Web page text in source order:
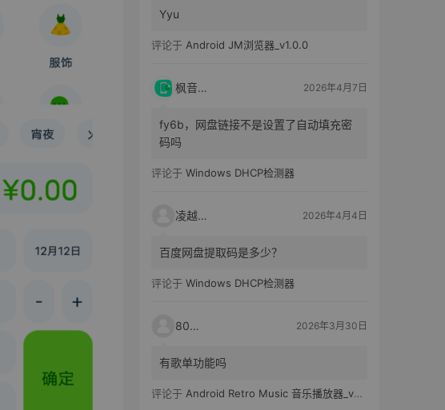
Yyu
评论于 Android JM浏览器_v1.0.0
枫音应用 2026年4月7日
fy6b，网盘链接不是设置了自动填充密
码吗
评论于 Windows DHCP检测器
凌越电子 2026年4月4日
百度网盘提取码是多少？
评论于 Windows DHCP检测器
80521 2026年3月30日
有歌单功能吗
评论于 Android Retro Music 音乐播放器_v6.6.0